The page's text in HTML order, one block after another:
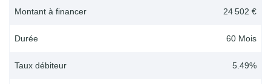
Montant à financer 24 502 €
Durée 60 Mois
Taux débiteur 5.49%